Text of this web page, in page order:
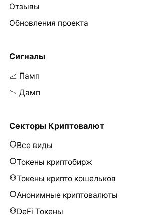
Отзывы
Обновления проекта
Сигналы
📈 Памп
📉 Дамп
Секторы Криптовалют
Все виды
Токены криптобирж
Токены крипто кошельков
Анонимные криптовалюты
DeFi Токены